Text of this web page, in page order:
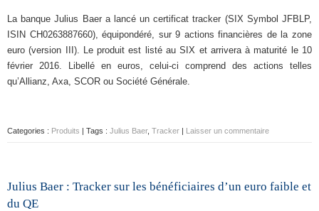
La banque Julius Baer a lancé un certificat tracker (SIX Symbol JFBLP,
ISIN CH0263887660), équipondéré, sur 9 actions financières de la zone
euro (version III). Le produit est listé au SIX et arrivera à maturité le 10
février 2016. Libellé en euros, celui-ci comprend des actions telles
qu’Allianz, Axa, SCOR ou Société Générale.
Categories : Produits | Tags : Julius Baer, Tracker | Laisser un commentaire
Julius Baer : Tracker sur les bénéficiaires d’un euro faible et
du QE